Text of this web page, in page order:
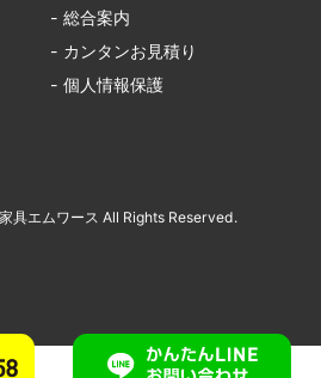
- 総合案内
- カンタンお見積り
- 個人情報保護
具エムワース All Rights Reserved.